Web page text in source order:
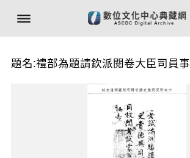
題名:禮部為題請欽派閱卷大臣司員事